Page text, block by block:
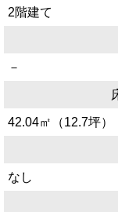
2階建て
－
42.04㎡（12.7坪）
なし